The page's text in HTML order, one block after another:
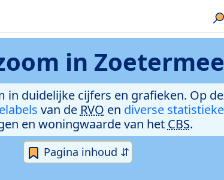
in
duidelijke cijfers en grafieken. Op
van de RVO en diverse
en woningwaarde van het CBS.
Pagina inhoud ⇵